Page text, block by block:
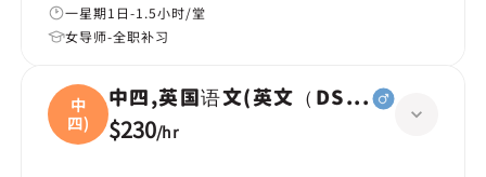
一星期1日-1.5小时/堂
女导师-全职补习
中
四)
中四,英国语文(英文（DSE所有範疇）
$230/hr